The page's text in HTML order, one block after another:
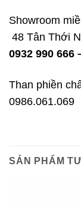
Showroom
48 Tân Thới
0932 990 666
Than phiền
0986.061.069
SẢN PHẨM